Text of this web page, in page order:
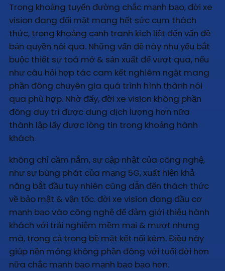
Trong khoảng tuyến đường chắc mạnh bạo, đời xe
vision đang đối mặt mang hết sức cụm thách
thức, trong khoảng cạnh tranh kịch liệt đến vấn đề
bản quyền nói qua. Những vấn đề này nhu yếu bắt
buộc thiết sự toá mở & sản xuất để vượt qua, nếu
như câu hỏi hợp tác cam kết nghiêm ngặt mang
phần đông chuyên gia quá trình hình thành nói
qua phù hợp. Nhờ đấy, đời xe vision không phần
đông duy trì được dung dịch lượng hơn nữa
thành lập lấy được lòng tin trong khoảng hành
khách.
không chỉ cầm nắm, sự cập nhật của công nghệ,
như sự bùng phát của mạng 5G, xuất hiện khả
năng bắt đầu tuy nhiên cũng dẫn đến thách thức
về bảo mật & vận tốc. đời xe vision đang đầu cơ
mạnh bạo vào công nghệ để đảm giới thiệu hành
khách với trải nghiệm mềm mại & mượt nhưng
mà, trong cả trong bề mặt kết nối kém. Điều này
giúp nền móng không phần đông với tuổi đời hơn
nữa chắc mạnh bạo mạnh bạo bạo hơn.